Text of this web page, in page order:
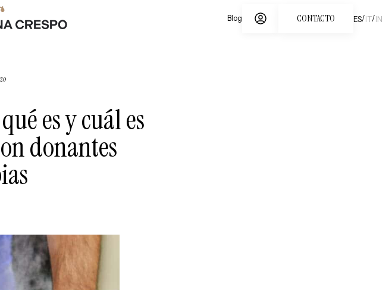
Blog CONTACTO IN
/
IT
/
ES
es y cuál es
donantes